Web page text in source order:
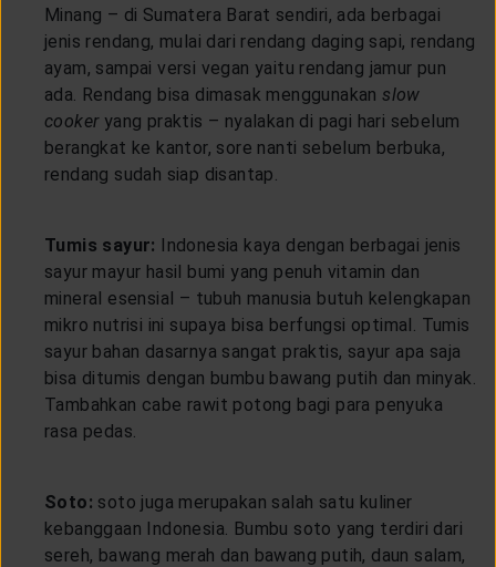
Minang – di Sumatera Barat sendiri, ada berbagai
jenis rendang, mulai dari rendang daging sapi, rendang
ayam, sampai versi vegan yaitu rendang jamur pun
ada. Rendang bisa dimasak menggunakanslow
cookeryang praktis – nyalakan di pagi hari sebelum
berangkat ke kantor, sore nanti sebelum berbuka,
rendang sudah siap disantap.
Tumis sayur: Indonesia kaya dengan berbagai jenis
sayur mayur hasil bumi yang penuh vitamin dan
mineral esensial – tubuh manusia butuh kelengkapan
mikro nutrisi ini supaya bisa berfungsi optimal. Tumis
sayur bahan dasarnya sangat praktis, sayur apa saja
bisa ditumis dengan bumbu bawang putih dan minyak.
Tambahkan cabe rawit potong bagi para penyuka
rasa pedas.
Soto: soto juga merupakan salah satu kuliner
kebanggaan Indonesia. Bumbu soto yang terdiri dari
sereh, bawang merah dan bawang putih, daun salam,